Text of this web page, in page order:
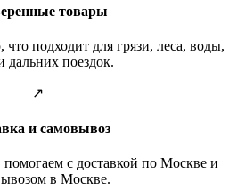
товары
что подходит для грязи, леса, воды,
дальних поездок.
↗
и самовывоз
с доставкой по Москве и
в Москве.